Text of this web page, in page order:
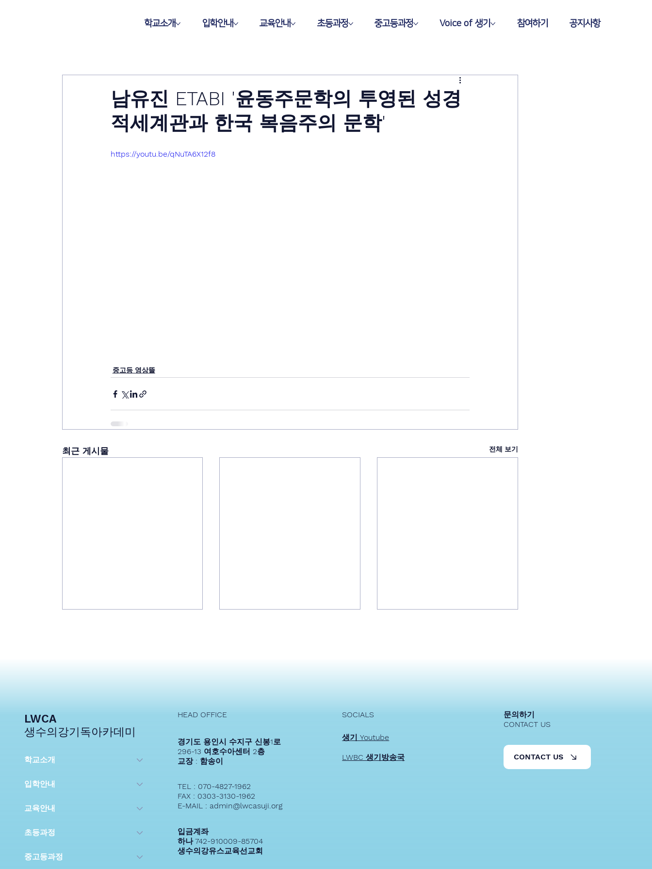
학교소개 입학안내 교육안내 초등과정 중고등과정 Voice of 생기 참여하기 공지사항
남유진 ETABI '윤동주문학의 투영된 성경
적세계관과 한국 복음주의 문학'
https://youtu.be/qNuTA6X12f8
중고등 영상뜰
최근 게시물 전체 보기
LWCA
생수의강기독아카데미
학교소개
입학안내
교육안내
초등과정
중고등과정
HEAD OFFICE
경기도 용인시 수지구 신봉1로
296-13 여호수아센터 2층
교장 : 함송이
TEL : 070-4827-1962
FAX : 0303-3130-1962
E-MAIL : admin@lwcasuji.org
입금계좌
하나 742-910009-85704
생수의강유스교육선교회
SOCIALS
생기 Youtube
LWBC 생기방송국
문의하기
CONTACT US
CONTACT US